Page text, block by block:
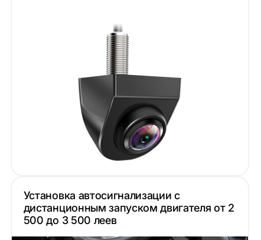
Установка автосигнализации с
дистанционным запуском двигателя от 2
500 до 3 500 леев